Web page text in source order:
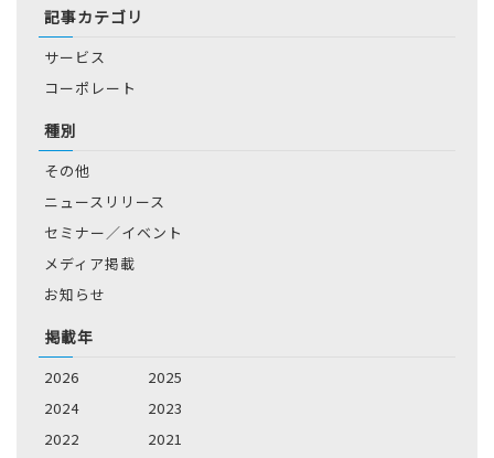
記事カテゴリ
サービス
コーポレート
種別
その他
ニュースリリース
セミナー／イベント
メディア掲載
お知らせ
掲載年
2026
2025
2024
2023
2022
2021